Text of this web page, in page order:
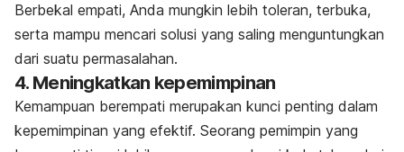
Berbekal empati, Anda mungkin lebih toleran, terbuka,
serta mampu mencari solusi yang saling menguntungkan
dari suatu permasalahan.
4. Meningkatkan kepemimpinan
Kemampuan berempati merupakan kunci penting dalam
kepemimpinan yang efektif. Seorang pemimpin yang